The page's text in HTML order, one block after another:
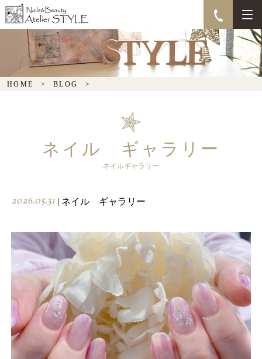
HOME BLOG
ネイル ギャラリー
ネイルギャラリー
2026.05.31| ネイル ギャラリー